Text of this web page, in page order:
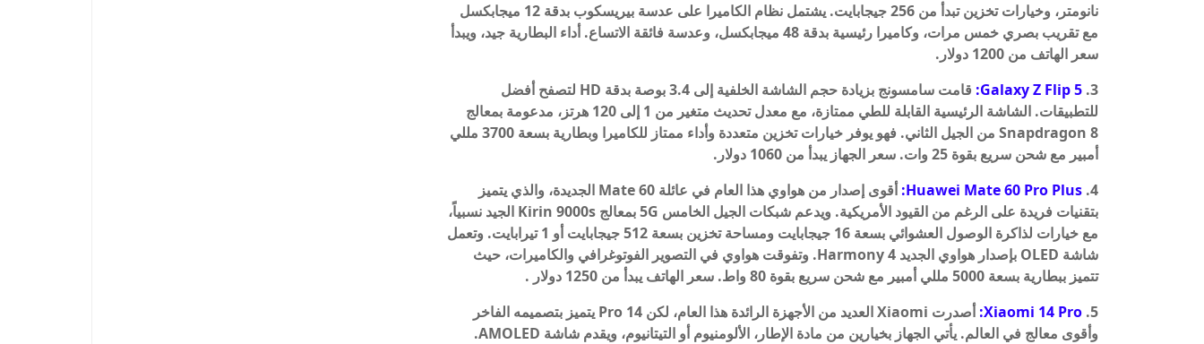
نانومتر، وخيارات تخزين تبدأ من 256 جيجابايت. يشتمل نظام الكاميرا على عدسة بيريسكوب بدقة 12 ميجابكسل
مع تقريب بصري خمس مرات، وكاميرا رئيسية بدقة 48 ميجابكسل، وعدسة فائقة الاتساع. أداء البطارية جيد، ويبدأ
سعر الهاتف من 1200 دولار.
3.
Galaxy Z Flip 5:
قامت سامسونج بزيادة حجم الشاشة الخلفية إلى 3.4 بوصة بدقة HD لتصفح أفضل
للتطبيقات. الشاشة الرئيسية القابلة للطي ممتازة، مع معدل تحديث متغير من 1 إلى 120 هرتز، مدعومة بمعالج
Snapdragon 8 من الجيل الثاني. فهو يوفر خيارات تخزين متعددة وأداء ممتاز للكاميرا وبطارية بسعة 3700 مللي
أمبير مع شحن سريع بقوة 25 وات. سعر الجهاز يبدأ من 1060 دولار.
4.
Huawei Mate 60 Pro Plus:
أقوى إصدار من هواوي هذا العام في عائلة Mate 60 الجديدة، والذي يتميز
بتقنيات فريدة على الرغم من القيود الأمريكية. ويدعم شبكات الجيل الخامس 5G بمعالج Kirin 9000s الجيد نسبياً،
مع خيارات لذاكرة الوصول العشوائي بسعة 16 جيجابايت ومساحة تخزين بسعة 512 جيجابايت أو 1 تيرابايت. وتعمل
شاشة OLED بإصدار هواوي الجديد Harmony 4. وتفوقت هواوي في التصوير الفوتوغرافي والكاميرات، حيث
تتميز ببطارية بسعة 5000 مللي أمبير مع شحن سريع بقوة 80 واط. سعر الهاتف يبدأ من 1250 دولار .
5.
Xiaomi 14 Pro:
أصدرت Xiaomi العديد من الأجهزة الرائدة هذا العام، لكن 14 Pro يتميز بتصميمه الفاخر
وأقوى معالج في العالم. يأتي الجهاز بخيارين من مادة الإطار، الألومنيوم أو التيتانيوم، ويقدم شاشة AMOLED.